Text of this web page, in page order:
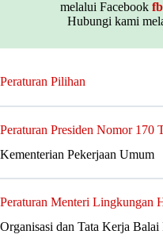
melalui Facebook
Hubungi kami
Peraturan Pilihan
Peraturan Presiden Nomor 170
Kementerian Pekerjaan Umum
Peraturan Menteri Lingkungan
Organisasi dan Tata Kerja